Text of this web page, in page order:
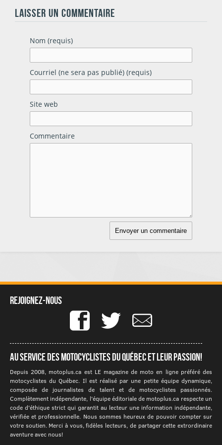
LAISSER UN COMMENTAIRE
Nom (requis)
Courriel (ne sera pas publié) (requis)
Site web
Commentaire
Rejoignez-nous
Au service des motocyclistes du québec et leur passion!
Depuis 2008, motoplus.ca est LE magazine de moto en ligne préféré des
motocyclistes du Québec. Il est réalisé par une petite équipe dynamique,
composée de journalistes de talent et de motocyclistes passionnés.
Complètement indépendante, l'équipe éditoriale de motoplus.ca respecte un
code d'éthique strict qui garantit au lecteur une information indépendante,
vérifiée et professionnelle. Nous sommes heureux de pouvoir compter sur
votre soutien. Merci à vous, fidèles lecteurs, de partager cette extrordinaire
aventure avec nous!